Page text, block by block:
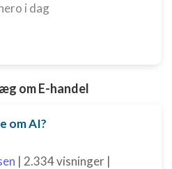
i dag
om E-handel
om AI?
| 2.334 visninger |